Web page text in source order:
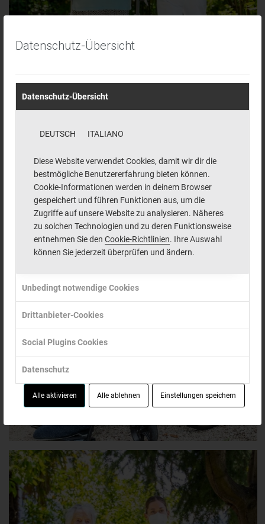
Datenschutz-Übersicht
Datenschutz-Übersicht
DEUTSCH ITALIANO
Diese Website verwendet Cookies, damit wir dir die
bestmögliche Benutzererfahrung bieten können.
Cookie-Informationen werden in deinem Browser
gespeichert und führen Funktionen aus, um die
Zugriffe auf unsere Website zu analysieren. Näheres
zu solchen Technologien und zu deren Funktionsweise
entnehmen Sie den Cookie-Richtlinien. Ihre Auswahl
können Sie jederzeit überprüfen und ändern.
Unbedingt notwendige Cookies
Drittanbieter-Cookies
Social Plugins Cookies
Datenschutz
Alle aktivieren Alle ablehnen Einstellungen speichern